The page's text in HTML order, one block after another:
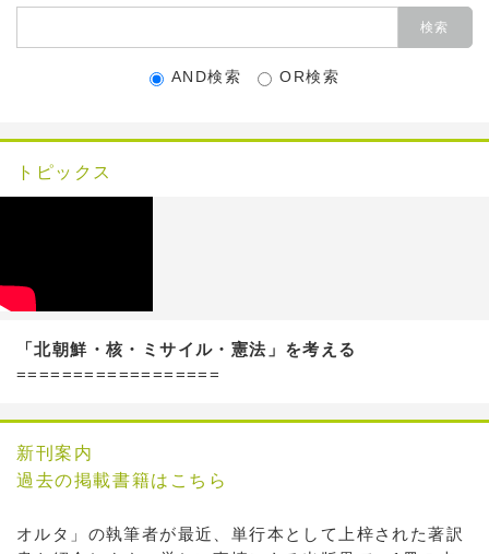
AND検索 OR検索
トピックス
「北朝鮮・核・ミサイル・憲法」を考える
==================
新刊案内
過去の掲載書籍はこちら
オルタ」の執筆者が最近、単行本として上梓された著訳